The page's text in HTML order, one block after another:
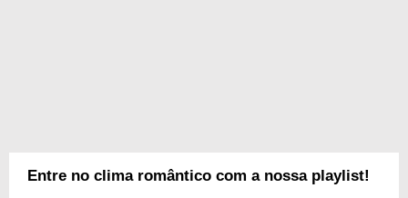
Entre no clima romântico com a nossa playlist!